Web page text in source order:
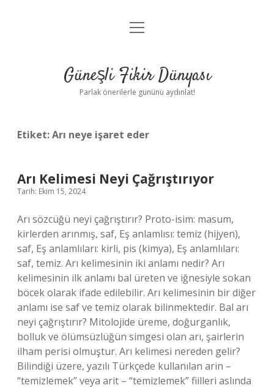
Anasayfa
Yasal Uyarı
menüyü
Güneşli Fikir Dünyası
Parlak önerilerle gününü aydınlat!
Etiket:Arı neye işaret eder
Arı Kelimesi Neyi Çağrıştırıyor
Tarih: Ekim 15, 2024
Arı sözcüğü neyi çağrıştırır? Proto-isim: masum,
kirlerden arınmış, saf, Eş anlamlısı: temiz (hijyen),
saf, Eş anlamlıları: kirli, pis (kimya), Eş anlamlıları:
saf, temiz. Arı kelimesinin iki anlamı nedir? Arı
kelimesinin ilk anlamı bal üreten ve iğnesiyle sokan
böcek olarak ifade edilebilir. Arı kelimesinin bir diğer
anlamı ise saf ve temiz olarak bilinmektedir. Bal arı
neyi çağrıştırır? Mitolojide üreme, doğurganlık,
bolluk ve ölümsüzlüğün simgesi olan arı, şairlerin
ilham perisi olmuştur. Arı kelimesi nereden gelir?
Bilindiği üzere, yazılı Türkçede kullanılan arin –
“temizlemek” veya arit – “temizlemek” fiilleri aslında